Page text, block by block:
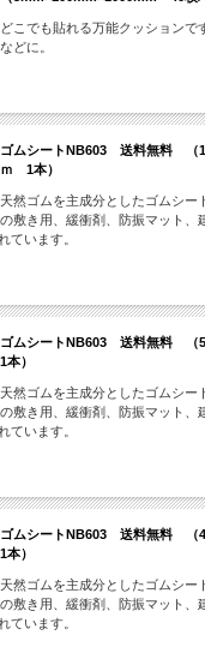
どこでも貼れる万能クッションで
などに。
ゴムシートNB603 送料無料 （
ｍ 1本）
天然ゴムを主成分としたゴムシー
の敷き用、緩衝剤、防振マット、
ています。
ゴムシートNB603 送料無料 （
1本）
天然ゴムを主成分としたゴムシー
の敷き用、緩衝剤、防振マット、
ています。
ゴムシートNB603 送料無料 （
1本）
天然ゴムを主成分としたゴムシー
の敷き用、緩衝剤、防振マット、
ています。